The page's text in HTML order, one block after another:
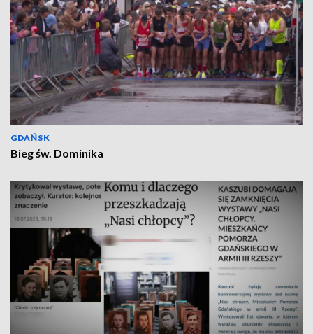
GDAŃSK
Bieg św. Dominika